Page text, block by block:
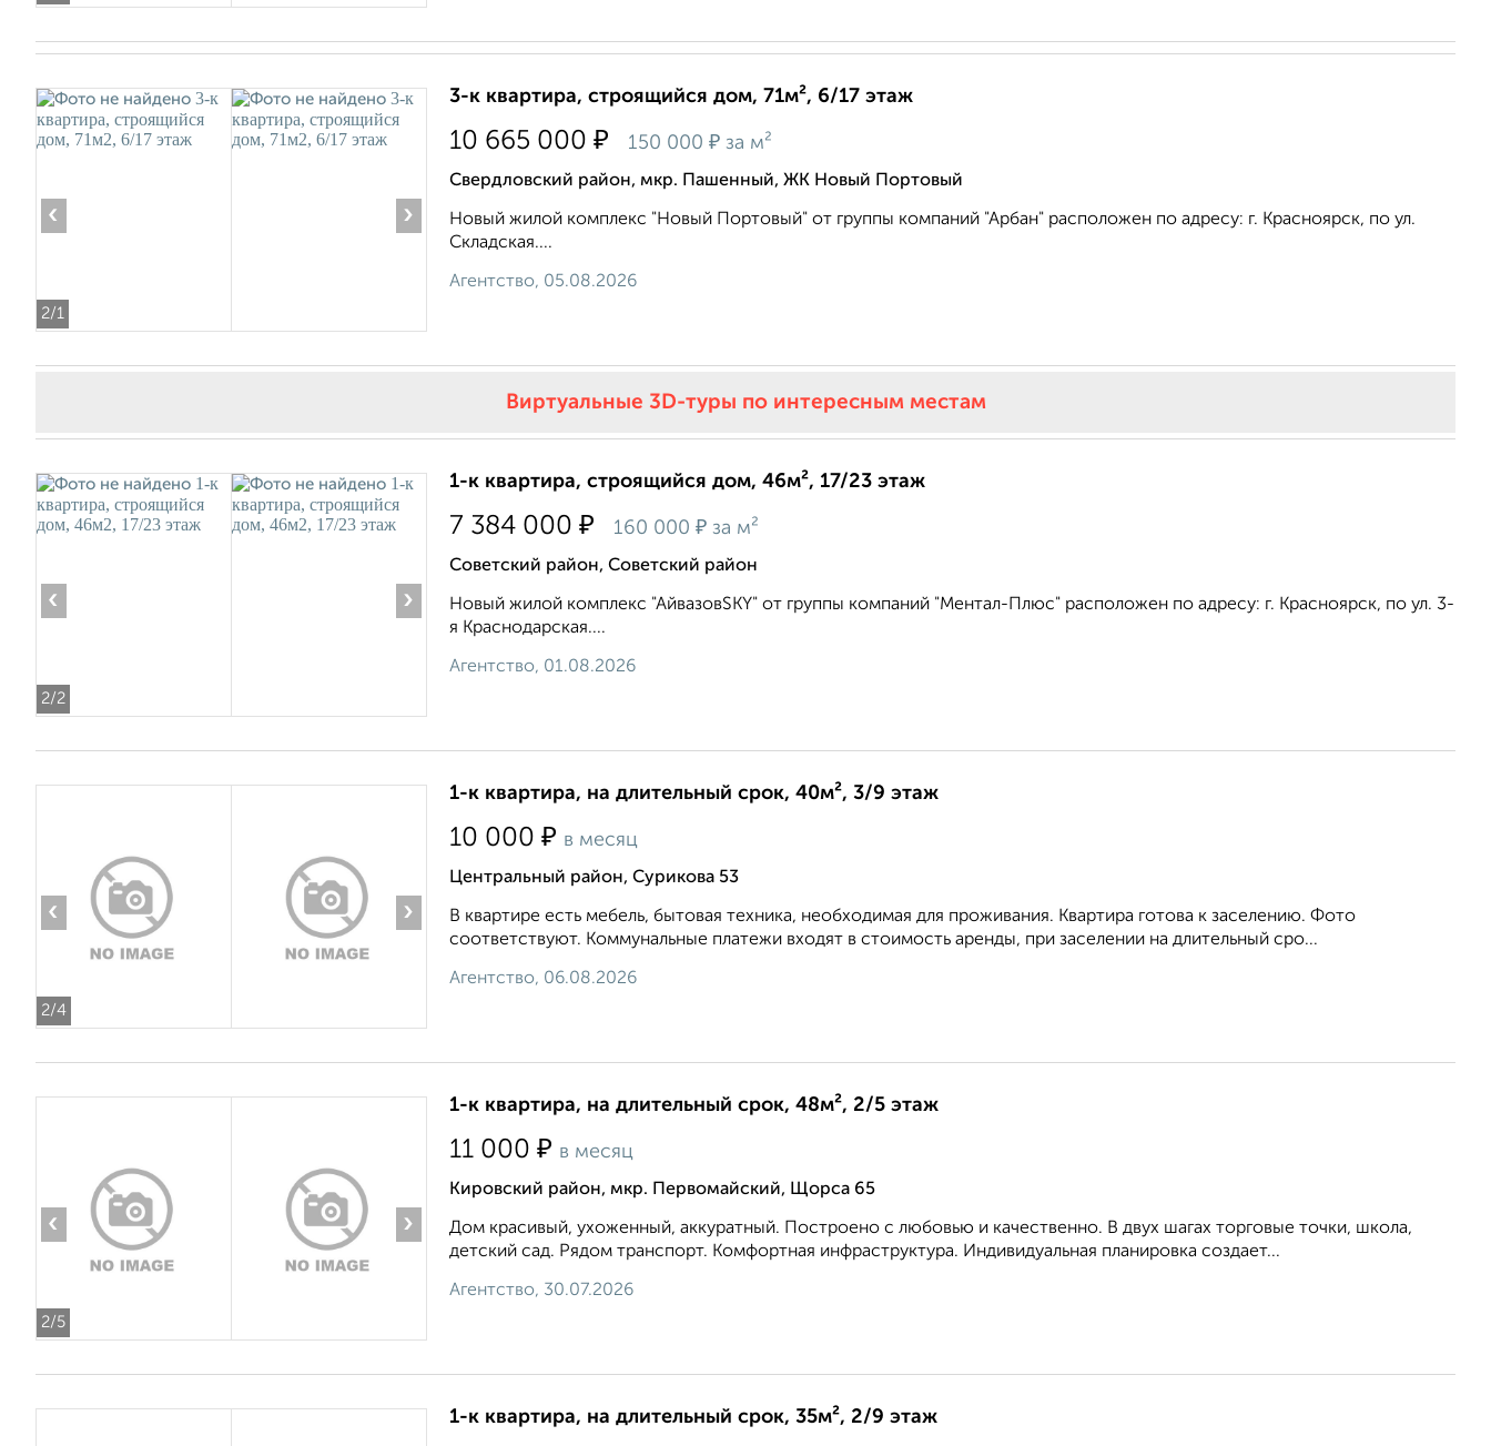
2/1
‹ ›
3-к квартира, строящийся дом, 71м², 6/17 этаж
10 665 000 ₽ 150 000 ₽ за м²
Свердловский район, мкр. Пашенный, ЖК Новый Портовый
Новый жилой комплекс "Новый Портовый" от группы компаний "Арбан" расположен по адресу: г. Красноярск, по ул.
Складская....
Агентство, 05.08.2026
Виртуальные 3D-туры по интересным местам
2/2
‹ ›
1-к квартира, строящийся дом, 46м², 17/23 этаж
7 384 000 ₽ 160 000 ₽ за м²
Советский район, Советский район
Новый жилой комплекс "АйвазовSKY" от группы компаний "Ментал-Плюс" расположен по адресу: г. Красноярск, по ул. 3-
я Краснодарская....
Агентство, 01.08.2026
2/4
‹ ›
1-к квартира, на длительный срок, 40м², 3/9 этаж
10 000 ₽ в месяц
Центральный район, Сурикова 53
В квартире есть мебель, бытовая техника, необходимая для проживания. Квартира готова к заселению. Фото
соответствуют. Коммунальные платежи входят в стоимость аренды, при заселении на длительный сро...
Агентство, 06.08.2026
2/5
‹ ›
1-к квартира, на длительный срок, 48м², 2/5 этаж
11 000 ₽ в месяц
Кировский район, мкр. Первомайский, Щорса 65
Дом красивый, ухоженный, аккуратный. Построено с любовью и качественно. В двух шагах торговые точки, школа,
детский сад. Рядом транспорт. Комфортная инфраструктура. Индивидуальная планировка создает...
Агентство, 30.07.2026
1-к квартира, на длительный срок, 35м², 2/9 этаж